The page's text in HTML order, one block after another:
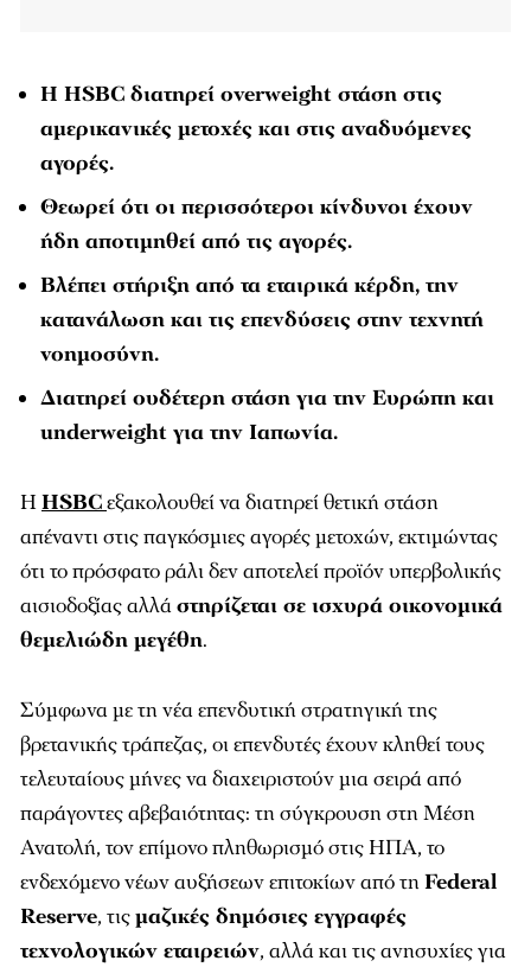
Η HSBC διατηρεί overweight στάση στις
αμερικανικές μετοχές και στις αναδυόμενες
αγορές.
Θεωρεί ότι οι περισσότεροι κίνδυνοι έχουν
ήδη αποτιμηθεί από τις αγορές.
Βλέπει στήριξη από τα εταιρικά κέρδη, την
κατανάλωση και τις επενδύσεις στην τεχνητή
νοημοσύνη.
Διατηρεί ουδέτερη στάση για την Ευρώπη και
underweight για την Ιαπωνία.
ΗHSBCεξακολουθεί να διατηρεί θετική στάση
απέναντι στις παγκόσμιες αγορές μετοχών, εκτιμώντας
ότι το πρόσφατο ράλι δεν αποτελεί προϊόν υπερβολικής
αισιοδοξίας αλλάστηρίζεται σε ισχυρά οικονομικά
θεμελιώδη μεγέθη.
Σύμφωνα με τη νέα επενδυτική στρατηγική της
βρετανικής τράπεζας, οι επενδυτές έχουν κληθεί τους
τελευταίους μήνες να διαχειριστούν μια σειρά από
παράγοντες αβεβαιότητας: τη σύγκρουση στη Μέση
Ανατολή, τον επίμονο πληθωρισμό στις ΗΠΑ, το
ενδεχόμενο νέων αυξήσεων επιτοκίων από τηFederal
Reserve, τιςμαζικές δημόσιες εγγραφές
τεχνολογικών εταιρειών, αλλά και τις ανησυχίες για